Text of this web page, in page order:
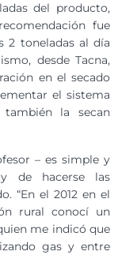
del producto,
fue
2 toneladas al día
desde Tacna,
en el secado
el sistema
la secan
– es simple y
de hacerse las
“En el 2012 en el
rural conocí un
me indicó que
gas y entre